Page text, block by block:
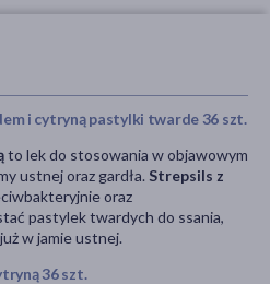
i cytryną pastylki twarde 36 szt.
to lek do stosowania w objawowym
ustnej oraz gardła. Strepsils z
oraz
pastylek twardych do ssania,
w jamie ustnej.
36 szt.